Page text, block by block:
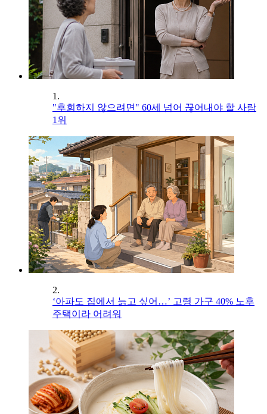
1.
"후회하지 않으려면" 60세 넘어 끊어내야 할 사람
1위
2.
‘아파도 집에서 늙고 싶어…’ 고령 가구 40% 노후
주택이라 어려워